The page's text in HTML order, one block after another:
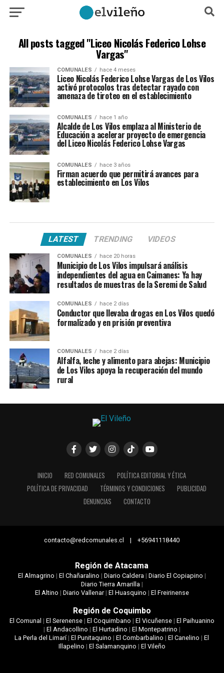
All posts tagged "Liceo Nicolás Federico Lohse
Vargas"
COMUNALES hace 4 meses
Liceo Nicolás Federico Lohse Vargas de Los Vilos
activó protocolos tras detectar rayado con
amenaza de tiroteo en el establecimiento
COMUNALES hace 1 año
Alcalde de Los Vilos emplaza al Ministerio de
Educación a acelerar proyecto de emergencia
del Liceo Nicolás Federico Lohse Vargas
COMUNALES hace 3 años
Firman acuerdo que permitirá avances para
establecimiento en Los Vilos
LATEST TRENDING VIDEOS
COMUNALES hace 20 horas
Municipio de Los Vilos impulsará análisis
independientes del agua en Caimanes: Ya hay
resultados de muestras de la Seremi de Salud
COMUNALES hace 2 días
Conductor que llevaba drogas en Los Vilos quedó
formalizado y en prisión preventiva
COMUNALES hace 2 días
Alfalfa, leche y alimento para abejas: Municipio
de Los Vilos apoya la recuperación del mundo
rural
INICIO RED COMUNALES
POLÍTICA EDITORIAL Y ÉTICA
POLÍTICA DE PRIVACIDAD
TÉRMINOS Y CONDICIONES
PUBLICIDAD
DENUNCIAS
CONTACTO
contacto@redcomunales.cl | +56941118440
Región de Atacama
El Almagrino | El Chañaralino | Diario Caldera| Diario El Copiapino |
Diario Tierra Amarilla|
El Altino | Diario Vallenar| El Huasquino | El Freirinense
Región de Coquimbo
El Comunal | El Serenense| El Coquimbano | El Vicuñense| El Paihuanino
| El Andacollino | El Hurtadino | El Montepatrino |
La Perla del Limarí|El Punitaquino |El Combarbalino |El Canelino |El
Illapelino | El Salamanquino | El Vileño